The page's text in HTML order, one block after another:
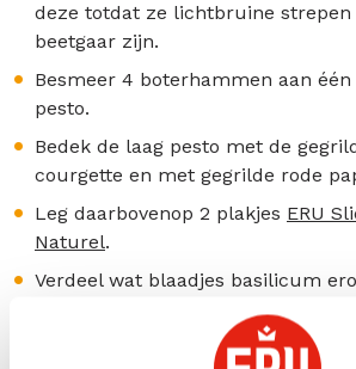
deze totdat ze lichtbruine strepen
beetgaar zijn.
Besmeer 4 boterhammen aan
pesto.
Bedek de laag pesto met de
courgette en met gegrilde rode
Leg daarbovenop 2 plakjes ERU
Naturel.
Verdeel wat blaadjes basilicum
Leg de vier overgebleven
belegde boterhammen.